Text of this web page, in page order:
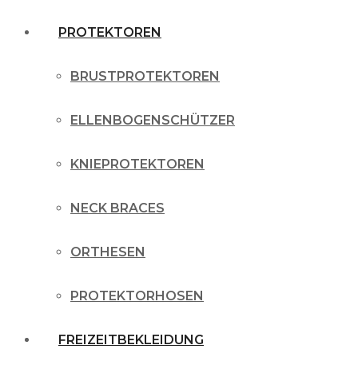
PROTEKTOREN
BRUSTPROTEKTOREN
ELLENBOGENSCHÜTZER
KNIEPROTEKTOREN
NECK BRACES
ORTHESEN
PROTEKTORHOSEN
FREIZEITBEKLEIDUNG